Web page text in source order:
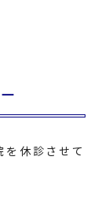
休診させて